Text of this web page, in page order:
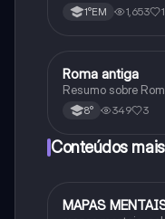
1°EM 1,653
História
Roma antiga
Resumo sobre
8° 349 3
Conteúdos
Português
MAPAS